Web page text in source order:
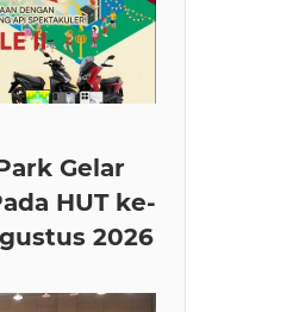
Gelar
HUT ke-
2026